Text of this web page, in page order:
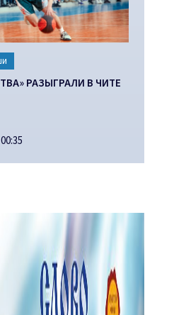
РАЗЫГРАЛИ В ЧИТЕ